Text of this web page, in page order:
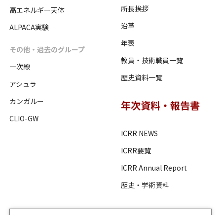
高エネルギー天体
ALPACA実験
その他・過去のグループ
一次線
アシュラ
カンガルー
CLIO-GW
所長挨拶
沿革
年表
教員・技術職員一覧
歴史資料一覧
年次資料・報告書
ICRR NEWS
ICRR要覧
ICRR Annual Report
歴史・学術資料